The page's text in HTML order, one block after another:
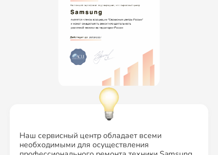
Наш сервисный центр обладает всеми
необходимыми для осуществления